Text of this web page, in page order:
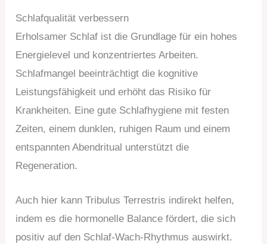
Schlafqualität verbessern
Erholsamer Schlaf ist die Grundlage für ein hohes
Energielevel und konzentriertes Arbeiten.
Schlafmangel beeinträchtigt die kognitive
Leistungsfähigkeit und erhöht das Risiko für
Krankheiten. Eine gute Schlafhygiene mit festen
Zeiten, einem dunklen, ruhigen Raum und einem
entspannten Abendritual unterstützt die
Regeneration.
Auch hier kann Tribulus Terrestris indirekt helfen,
indem es die hormonelle Balance fördert, die sich
positiv auf den Schlaf-Wach-Rhythmus auswirkt.